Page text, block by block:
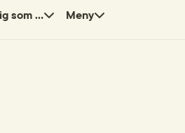
som ... Meny